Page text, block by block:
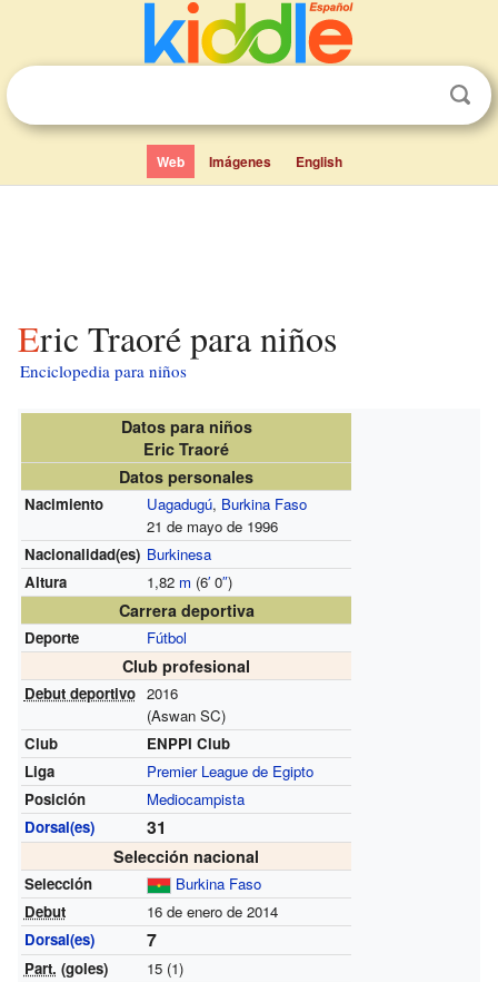
Web Imágenes English
Eric Traoré para niños
Enciclopedia para niños
Datos para niños
Eric Traoré
Datos personales
Nacimiento Uagadugú, Burkina Faso
21 de mayo de 1996
Nacionalidad(es) Burkinesa
Altura
1,82 m (6′0″)
Carrera deportiva
Deporte Fútbol
Club profesional
Debut deportivo 2016
(Aswan SC)
Club
ENPPI Club
Liga
Premier League de Egipto
Posición
Mediocampista
Dorsal(es)
31
Selección nacional
Selección
Burkina Faso
Debut
16 de enero de 2014
Dorsal(es)
7
Part. (goles) 15 (1)